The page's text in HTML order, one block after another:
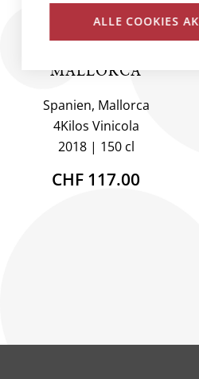
MALLORCA
Spanien, Mallorca
4Kilos Vinicola
2018
150 cl
CHF 117.00
ALLE COOKIES